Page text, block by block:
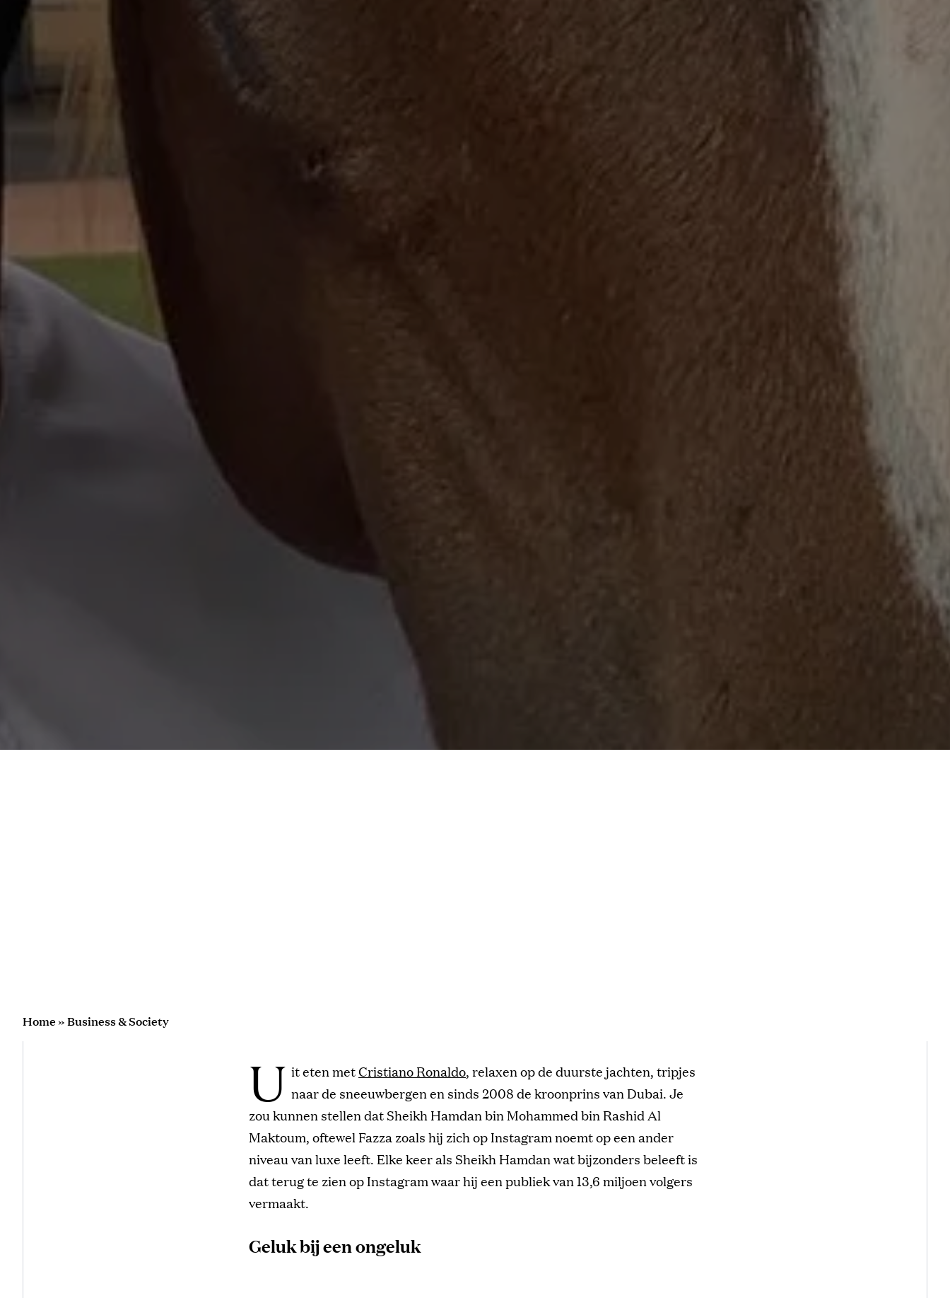
Home»Business & Society
U it eten metCristiano Ronaldo, relaxen op de duurste jachten, tripjes
naar de sneeuwbergen en sinds 2008 de kroonprins van Dubai. Je
zou kunnen stellen dat Sheikh Hamdan bin Mohammed bin Rashid Al
Maktoum, oftewel Fazza zoals hij zich op Instagram noemt op een ander
niveau van luxe leeft. Elke keer als Sheikh Hamdan wat bijzonders beleeft is
dat terug te zien op Instagram waar hij een publiek van 13,6 miljoen volgers
vermaakt.
Geluk bij een ongeluk